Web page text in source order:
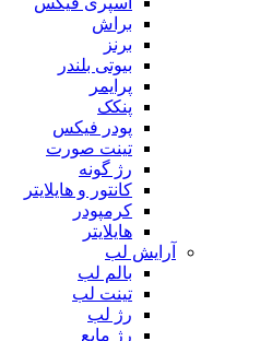
براش
برنز
بیوتی بلندر
پرایمر
پنکک
پودر فیکس
تینت صورت
رژ گونه
کانتور و هایلایتر
کرمپودر
هایلایتر
آرایش لب
بالم لب
تینت لب
رژ لب
رژ مایع